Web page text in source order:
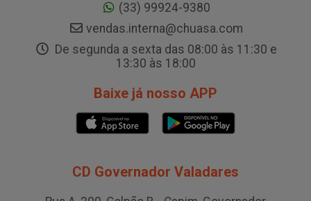
(33) 99924-9380
vendas.interna@chuasa.com
De segunda a sexta das 08:00 às 11:30 e
13:30 às 18:00
Baixe já nosso APP
CD Governador Valadares